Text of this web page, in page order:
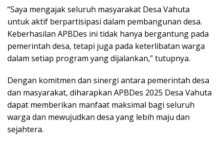
“Saya mengajak seluruh masyarakat Desa Vahuta
untuk aktif berpartisipasi dalam pembangunan desa.
Keberhasilan APBDes ini tidak hanya bergantung pada
pemerintah desa, tetapi juga pada keterlibatan warga
dalam setiap program yang dijalankan,” tutupnya.
Dengan komitmen dan sinergi antara pemerintah desa
dan masyarakat, diharapkan APBDes 2025 Desa Vahuta
dapat memberikan manfaat maksimal bagi seluruh
warga dan mewujudkan desa yang lebih maju dan
sejahtera.